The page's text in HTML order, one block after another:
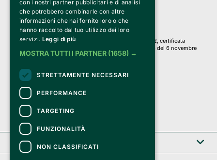
Iscr. C.C.I.A.A. Milano R.E.A. 1833471
© 2010-2025 Bemils Srl - Tutti i diritti riservati
Credits:
Clappit è basato sulla piattaforma di biglietteria Belive 6.2, certificata
dall’Agenzia delle Entrate con protocollo n. 2025/445474 del 6 novembre
2025.
sono sicuri e protetti da un certificato SSL
con crittografia a 128 bit.
Clappit
con i nostri partner pubblicitari e di analisi
che potrebbero combinarle con altre
informazioni che hai fornito loro o che
hanno raccolto dal tuo utilizzo dei loro
servizi. Leggi di più
MOSTRA TUTTI I PARTNER (1658) →
STRETTAMENTE NECESSARI
PERFORMANCE
TARGETING
FUNZIONALITÀ
NON CLASSIFICATI